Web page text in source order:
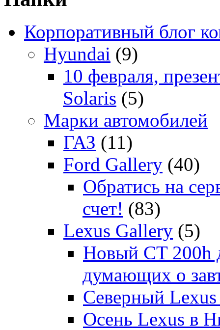
Корпоративный блог
Hyundai (9)
10 февраля,
Solaris (5)
Марки автомобилей
ГАЗ (11)
Ford Gallery (40)
Обратись на
счет! (83)
Lexus Gallery (5)
Новый CT 200h
думающих о
Северный Lexus
Осень Lexus в